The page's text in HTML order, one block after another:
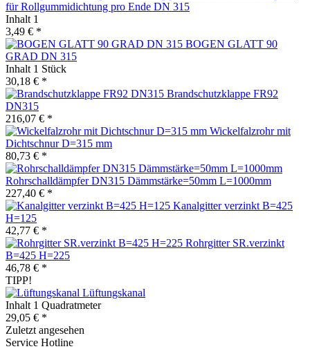
für Rollgummidichtung pro Ende DN 315
Inhalt 1
3,49 € *
BOGEN GLATT 90
GRAD DN 315
Inhalt 1 Stück
30,18 € *
Brandschutzklappe FR92
DN315
216,07 € *
Wickelfalzrohr mit
Dichtschnur D=315 mm
80,73 € *
Rohrschalldämpfer DN315 Dämmstärke=50mm L=1000mm
227,40 € *
Kanalgitter verzinkt B=425
H=125
42,77 € *
Rohrgitter SR.verzinkt
B=425 H=225
46,78 € *
TIPP!
Lüftungskanal
Inhalt 1 Quadratmeter
29,05 € *
Zuletzt angesehen
Service Hotline